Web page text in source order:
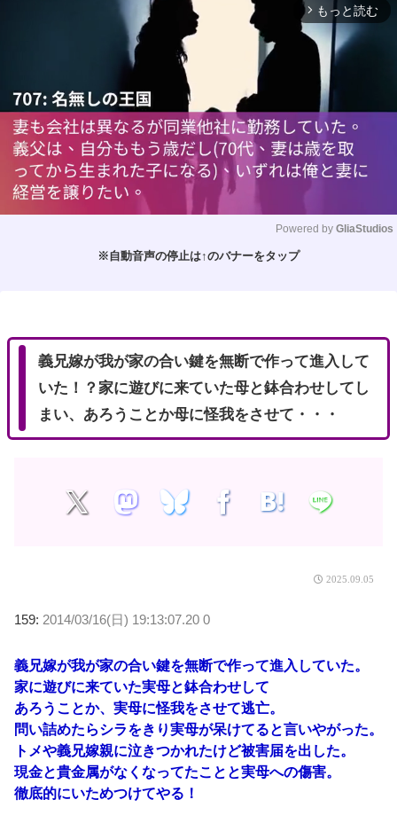
arrow_forward_ios もっと読む
Powered by GliaStudios
※自動音声の停止は↑のバナーをタップ
義兄嫁が我が家の合い鍵を無断で作って進入して
いた！？家に遊びに来ていた母と鉢合わせしてし
まい、あろうことか母に怪我をさせて・・・
2025.09.05
159: 2014/03/16(日) 19:13:07.20 0
義兄嫁が我が家の合い鍵を無断で作って進入していた。
家に遊びに来ていた実母と鉢合わせして
あろうことか、実母に怪我をさせて逃亡。
問い詰めたらシラをきり実母が呆けてると言いやがった。
トメや義兄嫁親に泣きつかれたけど被害届を出した。
現金と貴金属がなくなってたことと実母への傷害。
徹底的にいためつけてやる！